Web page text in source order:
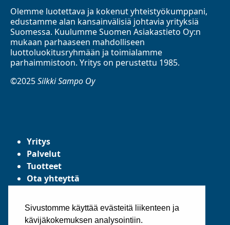
Sivustomme käyttää evästeitä liikenteen ja
kävijäkokemuksen analysointiin.
Olemme luotettava ja kokenut yhteistyökumppani,
edustamme alan kansainvälisiä johtavia yrityksiä
Suomessa. Kuulumme Suomen Asiakastieto Oy:n
mukaan parhaaseen mahdolliseen
luottoluokitusryhmään ja toimialamme
parhaimmistoon. Yritys on perustettu 1985.
©2025Silkki Sampo Oy
Yritys
Palvelut
Tuotteet
Ota yhteyttä
Yleiset toimitusehdot